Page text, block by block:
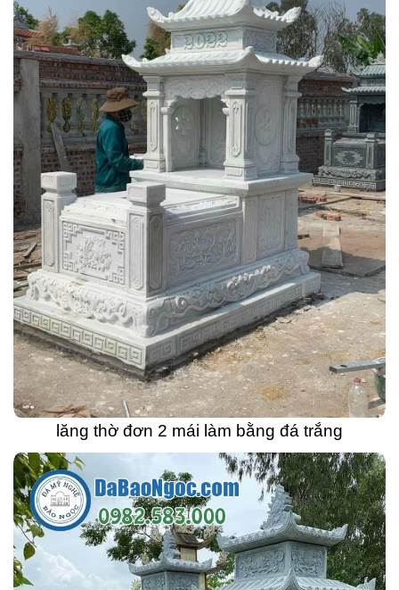
lăng thờ đơn 2 mái làm bằng đá trắng